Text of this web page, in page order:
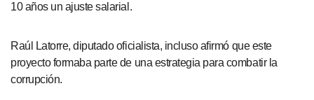
10 años un ajuste salarial.
Raúl Latorre, diputado oficialista, incluso afirmó que este
proyecto formaba parte de una estrategia para combatir la
corrupción.